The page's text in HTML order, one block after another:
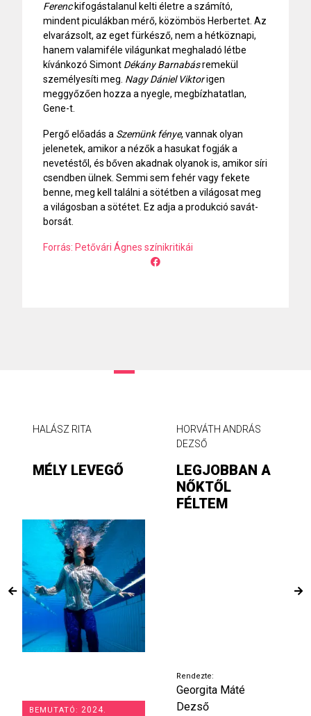
Ferenckifogástalanul kelti életre a számító,
mindent piculákban mérő, közömbös Herbertet. Az
elvarázsolt, az eget fürkésző, nem a hétköznapi,
hanem valamiféle világunkat meghaladó létbe
kívánkozó Simont Dékány Barnabásremekül
személyesíti meg. Nagy Dániel Viktorigen
meggyőzően hozza a nyegle, megbízhatatlan,
Gene-t.
Pergő előadás a Szemünk fénye, vannak olyan
jelenetek, amikor a nézők a hasukat fogják a
nevetéstől, és bőven akadnak olyanok is, amikor síri
csendben ülnek. Semmi sem fehér vagy fekete
benne, meg kell találni a sötétben a világosat meg
a világosban a sötétet. Ez adja a produkció savát-
borsát.
Forrás: Petővári Ágnes színikritikái
HALÁSZ RITA
MÉLY LEVEGŐ
BEMUTATÓ: 2024.
HORVÁTH ANDRÁS
DEZSŐ
LEGJOBBAN A
NŐKTŐL
FÉLTEM
Rendezte:
Georgita Máté
Dezső